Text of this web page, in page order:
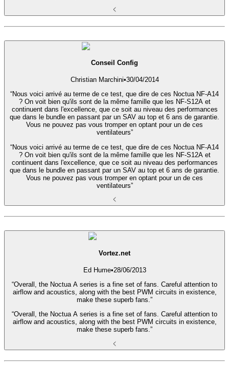
Conseil Config
Christian Marchini•30/04/2014
“Nous voici arrivé au terme de ce test, que dire de ces Noctua NF-A14
? On voit bien qu'ils sont de la même famille que les NF-S12A et
continuent dans l'excellence, que ce soit au niveau des performances
que dans le bundle en passant par un SAV au top et 6 ans de garantie.
Vous ne pouvez pas vous tromper en optant pour un de ces
ventilateurs”
“Nous voici arrivé au terme de ce test, que dire de ces Noctua NF-A14
? On voit bien qu'ils sont de la même famille que les NF-S12A et
continuent dans l'excellence, que ce soit au niveau des performances
que dans le bundle en passant par un SAV au top et 6 ans de garantie.
Vous ne pouvez pas vous tromper en optant pour un de ces
ventilateurs”
Vortez.net
Ed Hume•28/06/2013
“Overall, the Noctua A series is a fine set of fans. Careful attention to
airflow and acoustics, along with the best PWM circuits in existence,
make these superb fans.”
“Overall, the Noctua A series is a fine set of fans. Careful attention to
airflow and acoustics, along with the best PWM circuits in existence,
make these superb fans.”